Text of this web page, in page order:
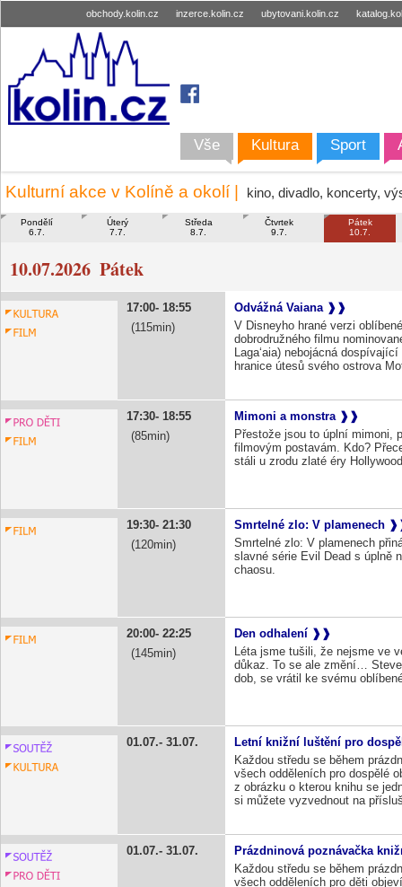
obchody.kolin.cz inzerce.kolin.cz ubytovani.kolin.cz
Vše Kultura Sport
Kulturní akce v Kolíně a okolí | kino, divadlo, koncerty,
Pondělí
6.7.
Úterý
7.7.
Středa
8.7.
Čtvrtek
9.7.
Pátek
10.7.
10.07.2026 Pátek
17:00 18:55
115
Odvážná Vaiana
V Disneyho hrané verzi
dobrodružného filmu
Lagaʻaia) nebojácná
hranice útesů svého ostrova
17:30 18:55
85
Mimoni a monstra
Přestože jsou to úplní mimoni,
filmovým postavám. Kdo?
stáli u zrodu zlaté éry
19:30 21:30
120
Smrtelné zlo: V plamenech
Smrtelné zlo: V plamenech
slavné série Evil Dead s úplně
chaosu.
20:00 22:25
145
Den odhalení
Léta jsme tušili, že nejsme ve
důkaz. To se ale změní…
dob, se vrátil ke svému
01.07. 31.07.
Letní knižní luštění pro
Každou středu se během
všech odděleních pro dospělé
z obrázku o kterou knihu se
si můžete vyzvednout na
01.07. 31.07.
Prázdninová poznávačka
Každou středu se během
všech odděleních pro děti